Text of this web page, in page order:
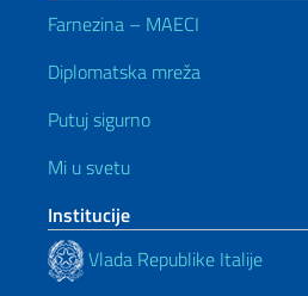
Farnezina – MAECI
Diplomatska mreža
Putuj sigurno
Mi u svetu
Institucije
Vlada Republike Italije